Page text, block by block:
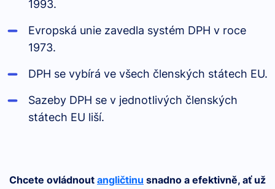
1993.
Evropská unie zavedla systém DPH v roce
1973.
DPH se vybírá ve všech členských státech EU.
Sazeby DPH se v jednotlivých členských
státech EU liší.
Chcete ovládnout angličtinu snadno a efektivně, ať už